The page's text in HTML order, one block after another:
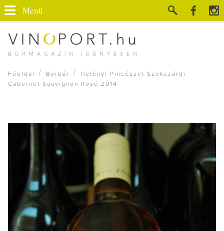
BORMAGAZIN IGÉNYESEN
Menü
Főoldal / Borbár /
Hetényi Pincészet Szekszárdi
Cabernet Sauvignon Rosé 2014